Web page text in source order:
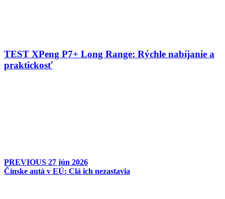
TEST XPeng P7+ Long Range: Rýchle nabíjanie a
praktickosť
PREVIOUS 27 jún 2026
Čínske autá v EÚ: Clá ich nezastavia